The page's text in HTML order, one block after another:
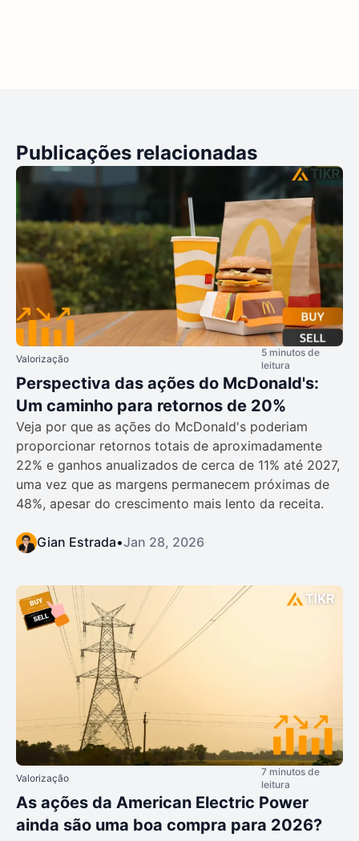
Publicações relacionadas
Valorização
5 minutos de
leitura
Perspectiva das ações do McDonald's:
Um caminho para retornos de 20%
Veja por que as ações do McDonald's poderiam
proporcionar retornos totais de aproximadamente
22% e ganhos anualizados de cerca de 11% até 2027,
uma vez que as margens permanecem próximas de
48%, apesar do crescimento mais lento da receita.
Gian Estrada•Jan 28, 2026
Valorização
7 minutos de
leitura
As ações da American Electric Power
ainda são uma boa compra para 2026?